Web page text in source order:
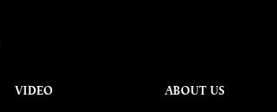
VIDEO ABOUT US